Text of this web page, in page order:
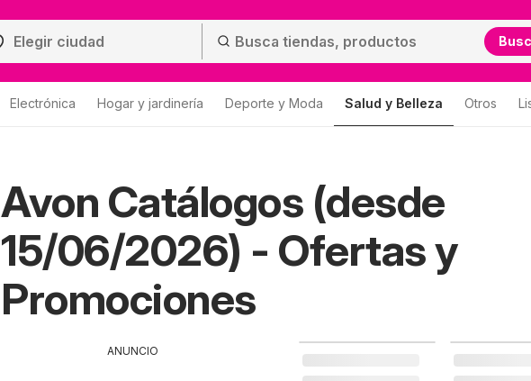
Electrónica Hogar y jardinería Deporte y Moda Salud y Belleza Otros
Avon Catálogos (desde
15/06/2026) - Ofertas y
Promociones
ANUNCIO